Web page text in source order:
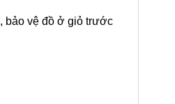
bảo vệ đồ ở giỏ trước